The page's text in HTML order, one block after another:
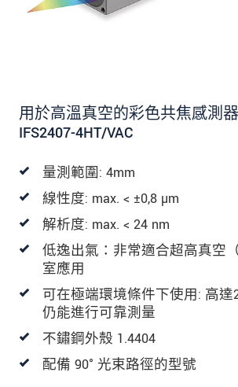
用於高溫真空的彩色共焦感測
IFS2407-4HT/VAC
量測範圍: 4mm
線性度: max. < ±0,8 µm
解析度: max. < 24 nm
低逸出氣：非常適合超高真空
室應用
可在極端環境條件下使用: 高達
仍能進行可靠測量
不鏽鋼外殼 1.4404
配備 90° 光束路徑的型號